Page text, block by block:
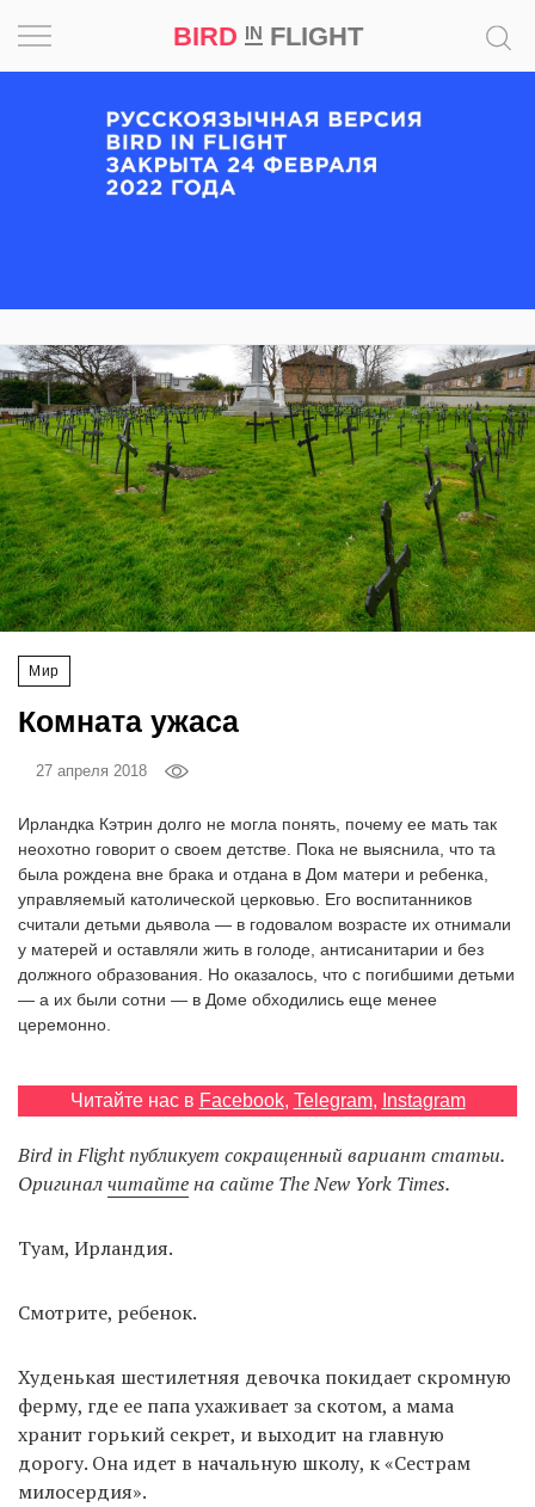
BIRD INFLIGHT
EN
UA
Мир
Комната ужаса
27 апреля 2018
Ирландка Кэтрин долго не могла понять, почему ее мать так
неохотно говорит о своем детстве. Пока не выяснила, что та
была рождена вне брака и отдана в Дом матери и ребенка,
управляемый католической церковью. Его воспитанников
считали детьми дьявола — в годовалом возрасте их отнимали
у матерей и оставляли жить в голоде, антисанитарии и без
должного образования. Но оказалось, что с погибшими детьми
— а их были сотни — в Доме обходились еще менее
церемонно.
Читайте нас в Facebook, Telegram, Instagram
Bird in Flight публикует сокращенный вариант статьи.
Оригиналчитайтена сайте The New York Times.
Туам, Ирландия.
Смотрите, ребенок.
Худенькая шестилетняя девочка покидает скромную
ферму, где ее папа ухаживает за скотом, а мама
хранит горький секрет, и выходит на главную
дорогу. Она идет в начальную школу, к «Сестрам
милосердия».